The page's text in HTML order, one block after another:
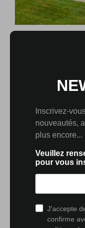
Le château, à taille
m² habitables
accueille six
distributions
chacun lors des